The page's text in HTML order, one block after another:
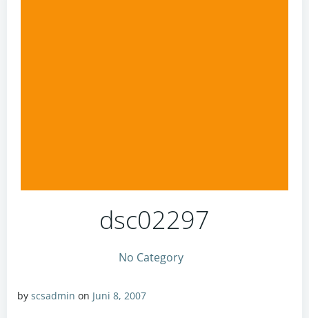
dsc02297
No Category
by scsadmin on Juni 8, 2007